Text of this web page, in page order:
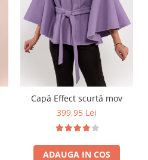
Capă Effect scurtă mov
399,95 Lei
ADAUGA IN COS